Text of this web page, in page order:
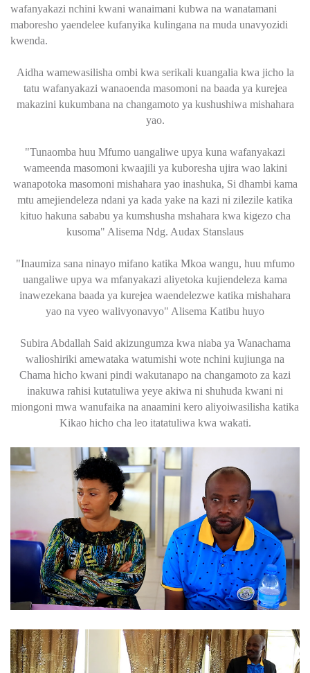
wafanyakazi nchini kwani wanaimani kubwa na wanatamani
maboresho yaendelee kufanyika kulingana na muda unavyozidi
kwenda.
Aidha wamewasilisha ombi kwa serikali kuangalia kwa jicho la
tatu wafanyakazi wanaoenda masomoni na baada ya kurejea
makazini kukumbana na changamoto ya kushushiwa mishahara
yao.
"Tunaomba huu Mfumo uangaliwe upya kuna wafanyakazi
wameenda masomoni kwaajili ya kuboresha ujira wao lakini
wanapotoka masomoni mishahara yao inashuka, Si dhambi kama
mtu amejiendeleza ndani ya kada yake na kazi ni zilezile katika
kituo hakuna sababu ya kumshusha mshahara kwa kigezo cha
kusoma" Alisema Ndg. Audax Stanslaus
"Inaumiza sana ninayo mifano katika Mkoa wangu, huu mfumo
uangaliwe upya wa mfanyakazi aliyetoka kujiendeleza kama
inawezekana baada ya kurejea waendelezwe katika mishahara
yao na vyeo walivyonavyo" Alisema Katibu huyo
Subira Abdallah Said akizungumza kwa niaba ya Wanachama
walioshiriki amewataka watumishi wote nchini kujiunga na
Chama hicho kwani pindi wakutanapo na changamoto za kazi
inakuwa rahisi kutatuliwa yeye akiwa ni shuhuda kwani ni
miongoni mwa wanufaika na anaamini kero aliyoiwasilisha katika
Kikao hicho cha leo itatatuliwa kwa wakati.